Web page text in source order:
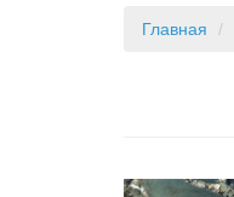
Главная